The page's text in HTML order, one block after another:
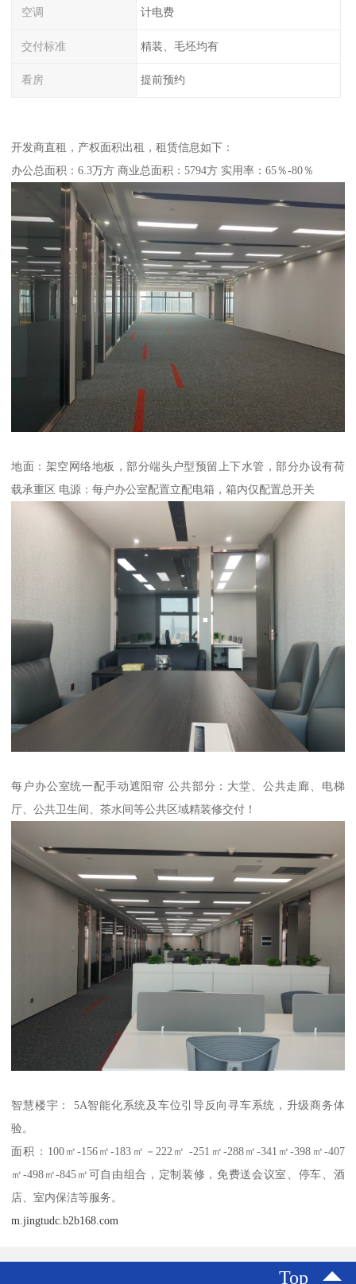
空调 计电费
交付标准 精装、毛坯均有
看房 提前预约
开发商直租，产权面积出租，租赁信息如下：
办公总面积：6.3万方 商业总面积：5794方 实用率：65％-80％
地面：架空网络地板，部分端头户型预留上下水管，部分办设有荷
载承重区 电源：每户办公室配置立配电箱，箱内仅配置总开关
每户办公室统一配手动遮阳帘 公共部分：大堂、公共走廊、电梯
厅、公共卫生间、茶水间等公共区域精装修交付！
智慧楼宇： 5A智能化系统及车位引导反向寻车系统，升级商务体
验。
面积：100㎡-156㎡-183㎡－222㎡ -251㎡-288㎡-341㎡-398㎡-407
㎡-498㎡-845㎡可自由组合，定制装修，免费送会议室、停车、酒
店、室内保洁等服务。
m.jingtudc.b2b168.com
Top